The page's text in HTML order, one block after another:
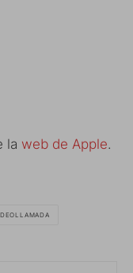
la web de Apple.